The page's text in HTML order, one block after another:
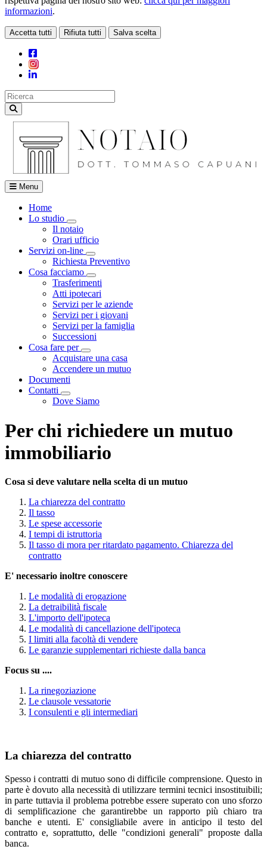
informazioni.
Accetta tutti Rifiuta tutti Salva scelta
Menu
Home
Lo studio
Visualizza menù di secondo livello
Il notaio
Orari ufficio
Servizi on-line
Visualizza menù di secondo livello
Richiesta Preventivo
Cosa facciamo
Visualizza menù di secondo livello
Trasferimenti
Atti ipotecari
Servizi per le aziende
Servizi per i giovani
Servizi per la famiglia
Successioni
Cosa fare per
Visualizza menù di secondo livello
Acquistare una casa
Accendere un mutuo
Documenti
Contatti
Visualizza menù di secondo livello
Dove Siamo
Per chi richiedere un mutuo
immobiliario
Cosa si deve valutare nella scelta di un mutuo
La chiarezza del contratto
Il tasso
Le spese accessorie
I tempi di istruttoria
Il tasso di mora per ritardato pagamento. Chiarezza del
contratto
E' necessario inoltre conoscere
Le modalità di erogazione
La detraibilità fiscale
L'importo dell'ipoteca
Le modalità di cancellazione dell'ipoteca
I limiti alla facoltà di vendere
Le garanzie supplementari richieste dalla banca
Focus su ....
La rinegoziazione
Le clausole vessatorie
I consulenti e gli intermediari
La chiarezza del contratto
Spesso i contratti di mutuo sono di difficile comprensione. Questo in
parte è dovuto alla necessità di utilizzare termini tecnici insostituibili;
in parte tuttavia il problema potrebbe essere superato con uno sforzo
di semplificazione che garantirebbe un rapporto più chiaro tra
banche e utenti. E' consigliabile avere in anticipo il testo del
contratto e, soprattutto, delle "condizioni generali" proposte dalla
banca.